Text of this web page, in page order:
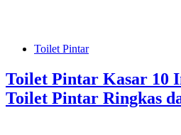
Toilet Pintar
Toilet Pintar Kasar 10
Toilet Pintar Ringkas